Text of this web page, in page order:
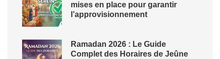
mises en place pour garantir
l’approvisionnement
Ramadan 2026 : Le Guide
Complet des Horaires de Jeûne